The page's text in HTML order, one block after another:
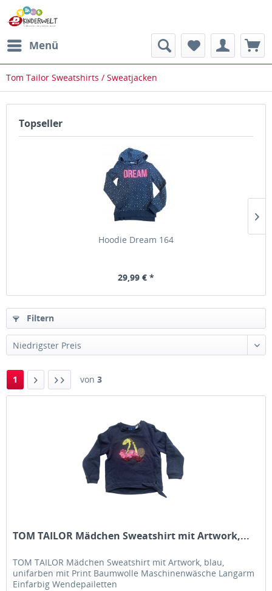
Menü
Tom Tailor Sweatshirts / Sweatjacken
Topseller
Hoodie Dream 164
29,99 € *
Filtern
1 von 3
TOM TAILOR Mädchen Sweatshirt mit Artwork,...
TOM TAILOR Mädchen Sweatshirt mit Artwork, blau,
unifarben mit Print Baumwolle Maschinenwäsche Langarm
Einfarbig Wendepailetten